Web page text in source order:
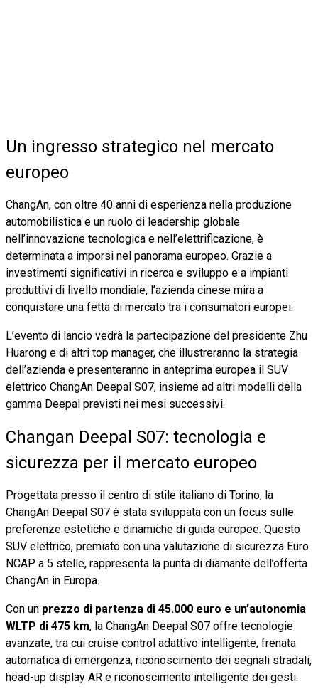
Un ingresso strategico nel mercato
europeo
ChangAn, con oltre 40 anni di esperienza nella produzione
automobilistica e un ruolo di leadership globale
nell’innovazione tecnologica e nell’elettrificazione, è
determinata a imporsi nel panorama europeo. Grazie a
investimenti significativi in ricerca e sviluppo e a impianti
produttivi di livello mondiale, l’azienda cinese mira a
conquistare una fetta di mercato tra i consumatori europei.
L’evento di lancio vedrà la partecipazione del presidente Zhu
Huarong e di altri top manager, che illustreranno la strategia
dell’azienda e presenteranno in anteprima europea il SUV
elettrico ChangAn Deepal S07, insieme ad altri modelli della
gamma Deepal previsti nei mesi successivi.
Changan Deepal S07: tecnologia e
sicurezza per il mercato europeo
Progettata presso il centro di stile italiano di Torino, la
ChangAn Deepal S07 è stata sviluppata con un focus sulle
preferenze estetiche e dinamiche di guida europee. Questo
SUV elettrico, premiato con una valutazione di sicurezza Euro
NCAP a 5 stelle, rappresenta la punta di diamante dell’offerta
ChangAn in Europa.
Con un prezzo di partenza di 45.000 euro e un’autonomia
WLTP di 475 km, la ChangAn Deepal S07 offre tecnologie
avanzate, tra cui cruise control adattivo intelligente, frenata
automatica di emergenza, riconoscimento dei segnali stradali,
head-up display AR e riconoscimento intelligente dei gesti.